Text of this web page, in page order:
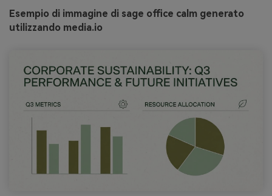
Esempio di immagine di sage office calm generato
utilizzando media.io